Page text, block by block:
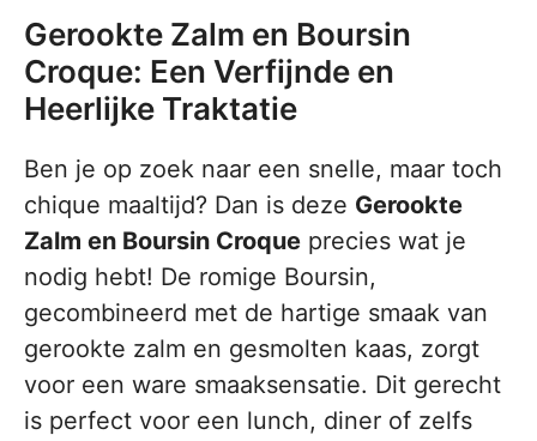
Gerookte Zalm en Boursin
Croque: Een Verfijnde en
Heerlijke Traktatie
Ben je op zoek naar een snelle, maar toch
chique maaltijd? Dan is deze Gerookte
Zalm en Boursin Croque precies wat je
nodig hebt! De romige Boursin,
gecombineerd met de hartige smaak van
gerookte zalm en gesmolten kaas, zorgt
voor een ware smaaksensatie. Dit gerecht
is perfect voor een lunch, diner of zelfs